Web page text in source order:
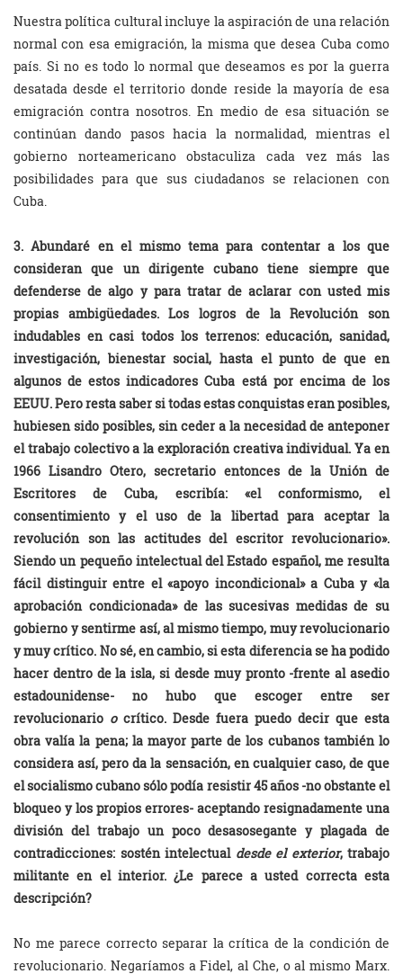
Nuestra política cultural incluye la aspiración de una relación
normal con esa emigración, la misma que desea Cuba como
país. Si no es todo lo normal que deseamos es por la guerra
desatada desde el territorio donde reside la mayoría de esa
emigración contra nosotros. En medio de esa situación se
continúan dando pasos hacia la normalidad, mientras el
gobierno norteamericano obstaculiza cada vez más las
posibilidades para que sus ciudadanos se relacionen con
Cuba.
3. Abundaré en el mismo tema para contentar a los que
consideran que un dirigente cubano tiene siempre que
defenderse de algo y para tratar de aclarar con usted mis
propias ambigüedades. Los logros de la Revolución son
indudables en casi todos los terrenos: educación, sanidad,
investigación, bienestar social, hasta el punto de que en
algunos de estos indicadores Cuba está por encima de los
EEUU. Pero resta saber si todas estas conquistas eran posibles,
hubiesen sido posibles, sin ceder a la necesidad de anteponer
el trabajo colectivo a la exploración creativa individual. Ya en
1966 Lisandro Otero, secretario entonces de la Unión de
Escritores de Cuba, escribía: «el conformismo, el
consentimiento y el uso de la libertad para aceptar la
revolución son las actitudes del escritor revolucionario».
Siendo un pequeño intelectual del Estado español, me resulta
fácil distinguir entre el «apoyo incondicional» a Cuba y «la
aprobación condicionada» de las sucesivas medidas de su
gobierno y sentirme así, al mismo tiempo, muy revolucionario
y muy crítico. No sé, en cambio, si esta diferencia se ha podido
hacer dentro de la isla, si desde muy pronto -frente al asedio
estadounidense- no hubo que escoger entre ser
revolucionario ocrítico. Desde fuera puedo decir que esta
obra valía la pena; la mayor parte de los cubanos también lo
considera así, pero da la sensación, en cualquier caso, de que
el socialismo cubano sólo podía resistir 45 años -no obstante el
bloqueo y los propios errores- aceptando resignadamente una
división del trabajo un poco desasosegante y plagada de
contradicciones: sostén intelectual desde el exterior, trabajo
militante en el interior. ¿Le parece a usted correcta esta
descripción?
No me parece correcto separar la crítica de la condición de
revolucionario. Negaríamos a Fidel, al Che, o al mismo Marx.